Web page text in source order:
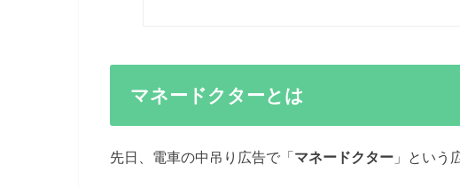
マネードクターとは
先日、電車の中吊り広告で「マネードクター 」という